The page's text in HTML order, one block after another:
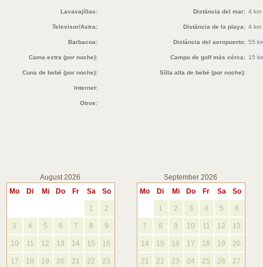
Lavavajíllas: Distáncia del mar: 4 km
Televisor/Astra: Distáncia de la playa: 4 km
Barbacoa: Distáncia del aeropuerto: 55
Cama extra (por noche): Campo de golf más cérca: 15
Cuna de bebé (por noche): Sílla alta de bebé (por noche):
Internet:
Otros:
August 2026
Mo
Di Mi Do Fr Sa So
1 2
3 4 5 6 7 8 9
10 11 12 13 14 15 16
17 18 19 20 21 22 23
September 2026
Mo
Di Mi Do Fr Sa So
1 2 3 4 5 6
7 8 9 10 11 12 13
14 15 16 17 18 19 20
21 22 23 24 25 26 27